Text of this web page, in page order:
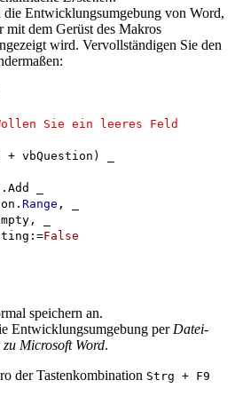
die Entwicklungsumgebung von Word,
mit dem Gerüst des Makros
wird. Vervollständigen Sie den
Sie ein leeres Feld
vbQuestion) _
_
Range , _
_
False
speichern an.
Entwicklungsumgebung per Datei-
Microsoft Word.
der Tastenkombination Strg + F9